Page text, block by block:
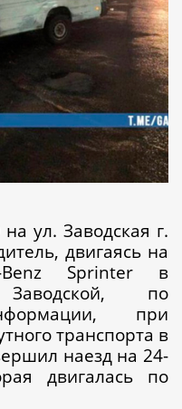
ул. Заводская г.
двигаясь на
Benz Sprinter в
по
при
транспорта в
наезд на 24-
двигалась по